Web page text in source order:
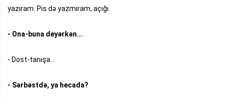
yazıram. Pis də yazmıram, açığı.
- Ona-buna deyərkən...
- Dost-tanışa...
- Sərbəstdə, ya hecada?